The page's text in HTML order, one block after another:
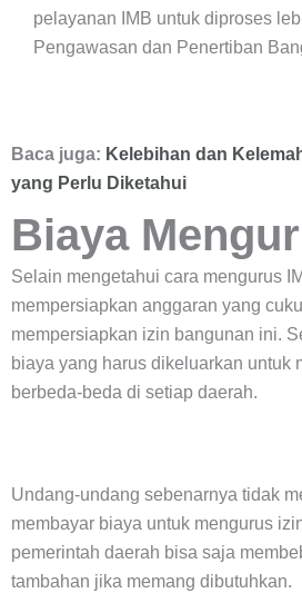
pelayanan IMB untuk diproses
Pengawasan dan Penertiban
Baca juga: Kelebihan dan
yang Perlu Diketahui
Biaya
Selain mengetahui cara mengurus
mempersiapkan anggaran yang
mempersiapkan izin bangunan ini.
biaya yang harus dikeluarkan untuk
berbeda-beda di setiap daerah.
Undang-undang sebenarnya tidak
membayar biaya untuk mengurus
pemerintah daerah bisa saja
tambahan jika memang dibutuhkan.